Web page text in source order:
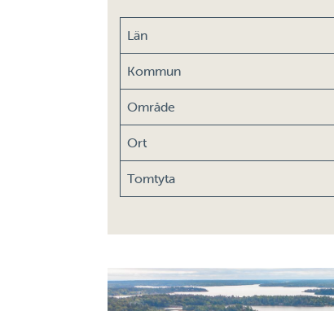
Län
Kommun
Område
Ort
Tomtyta